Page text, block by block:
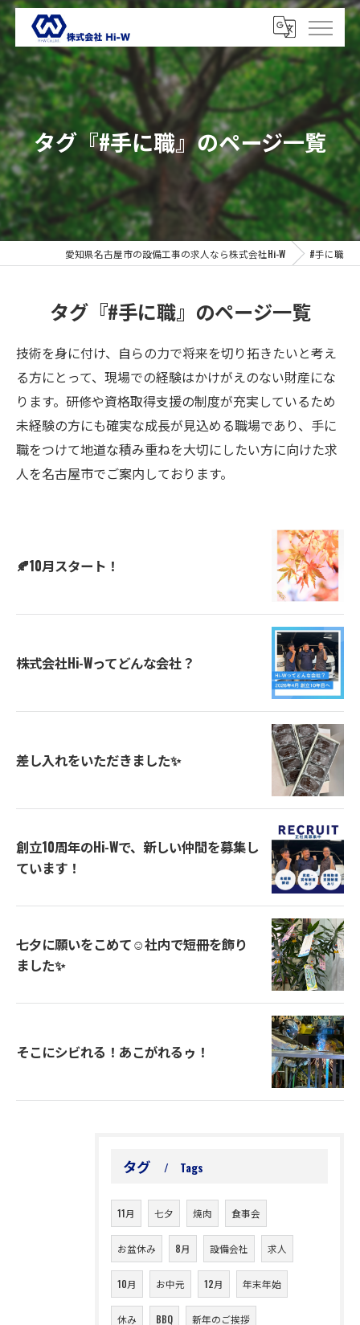
タグ『#手に職』のページ一覧
愛知県名古屋市の設備工事の求人なら株式会社Hi-W #手に職
タグ『#手に職』のページ一覧
技術を身に付け、自らの力で将来を切り拓きたいと考え
る方にとって、現場での経験はかけがえのない財産にな
ります。研修や資格取得支援の制度が充実しているため
未経験の方にも確実な成長が見込める職場であり、手に
職をつけて地道な積み重ねを大切にしたい方に向けた求
人を名古屋市でご案内しております。
🍂10月スタート！
株式会社Hi-Wってどんな会社？
差し入れをいただきました✨
創立10周年のHi-Wで、新しい仲間を募集し
ています！
七夕に願いをこめて☺社内で短冊を飾り
ました✨
そこにシビれる！あこがれるゥ！
タグ Tags
11月 七夕 焼肉 食事会
お盆休み 8月 設備会社 求人
10月 お中元 12月 年末年始
休み BBQ 新年のご挨拶